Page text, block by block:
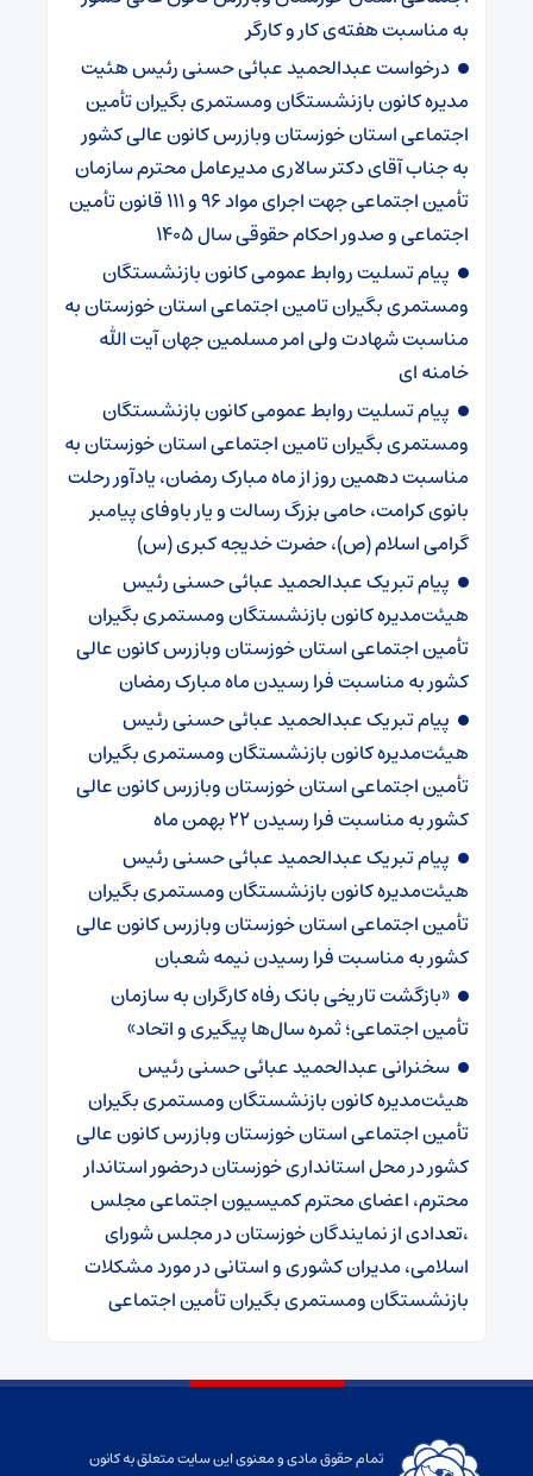
به مناسبت هفته‌ی کار و کارگر
درخواست عبدالحمید عبائی حسنی رئیس هئیت
مدیره کانون بازنشستگان ومستمری بگیران تأمین
اجتماعی استان خوزستان وبازرس کانون عالی کشور
به جناب آقای دکتر سالاری مدیرعامل محترم سازمان
تأمین اجتماعی جهت اجرای مواد ۹۶ و ۱۱۱ قانون تأمین
اجتماعی و صدور احکام حقوقی سال ۱۴۰۵
پیام تسلیت روابط عمومی کانون بازنشستگان
ومستمری بگیران تامین اجتماعی استان خوزستان به
مناسبت شهادت ولی امر مسلمین جهان آیت الله
خامنه ای
پیام تسلیت روابط عمومی کانون بازنشستگان
ومستمری بگیران تامین اجتماعی استان خوزستان به
مناسبت دهمین روز از ماه مبارک رمضان، یادآور رحلت
بانوی کرامت، حامی بزرگ رسالت و یار باوفای پیامبر
گرامی اسلام (ص)، حضرت خدیجه کبری (س)
پیام تبریک عبدالحمید عبائی حسنی رئیس
هیئت‌مدیره کانون بازنشستگان ومستمری بگیران
تأمین اجتماعی استان خوزستان وبازرس کانون عالی
کشور به مناسبت فرا رسیدن ماه مبارک رمضان
پیام تبریک عبدالحمید عبائی حسنی رئیس
هیئت‌مدیره کانون بازنشستگان ومستمری بگیران
تأمین اجتماعی استان خوزستان وبازرس کانون عالی
کشور به مناسبت فرا رسیدن ۲۲ بهمن ماه
پیام تبریک عبدالحمید عبائی حسنی رئیس
هیئت‌مدیره کانون بازنشستگان ومستمری بگیران
تأمین اجتماعی استان خوزستان وبازرس کانون عالی
کشور به مناسبت فرا رسیدن نیمه شعبان
«بازگشت تاریخی بانک رفاه کارگران به سازمان
تأمین اجتماعی؛ ثمره سال‌ها پیگیری و اتحاد»
سخنرانی عبدالحمید عبائی حسنی رئیس
هیئت‌مدیره کانون بازنشستگان ومستمری بگیران
تأمین اجتماعی استان خوزستان وبازرس کانون عالی
کشور در محل استانداری خوزستان درحضور استاندار
محترم، اعضای محترم کمیسیون اجتماعی مجلس
،تعدادی از نمایندگان خوزستان در مجلس شورای
اسلامی، مدیران کشوری و استانی در مورد مشکلات
بازنشستگان ومستمری بگیران تأمین اجتماعی
تمام حقوق مادی و معنوی این سایت متعلق به کانون